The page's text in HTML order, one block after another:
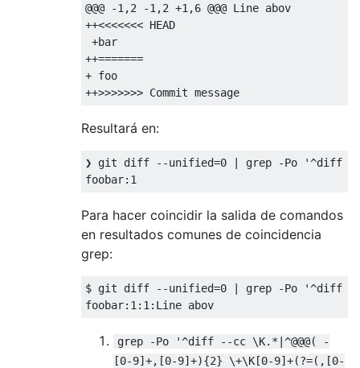
@@@ -1,2 -1,2 +1,6 @@@ Line abov
++<<<<<<< HEAD
+bar
++=======
+ foo
Resultará en:
❯ git diff --unified=0 | grep -Po '^diff --
Para hacer coincidir la salida de comandos
en resultados comunes de coincidencia
grep:
$ git diff --unified=0 | grep -Po '^diff --cc
grep -Po '^diff --cc \K.*|^@@@( -
[0-9]+,[0-9]+){2} \+\K[0-9]+(?=(,[0-